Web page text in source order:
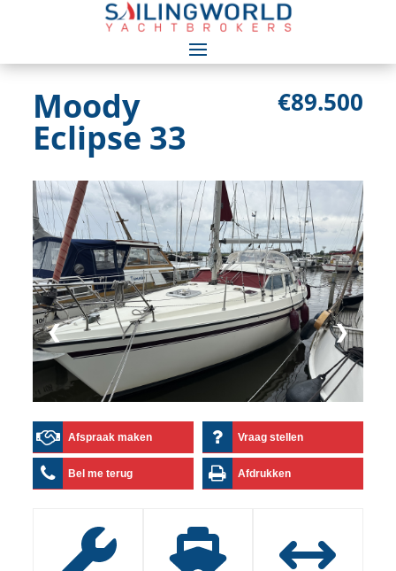
Moody
Eclipse 33
€89.500
❮ ❯
Afspraak maken Vraag stellen
Bel me terug Afdrukken